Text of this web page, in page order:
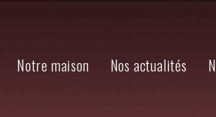
Notre maison Nos actualités